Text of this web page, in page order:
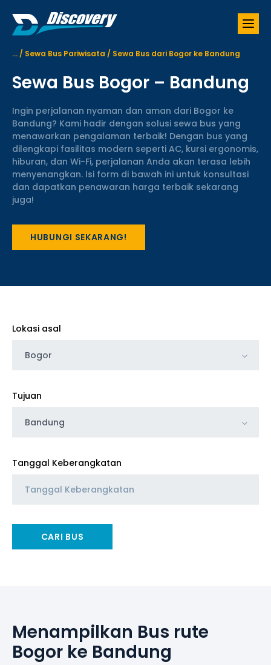
... / Sewa Bus Pariwisata / Sewa Bus dari Bogor ke Bandung
Sewa Bus Bogor – Bandung
Ingin perjalanan nyaman dan aman dari Bogor ke
Bandung? Kami hadir dengan solusi sewa bus yang
menawarkan pengalaman terbaik! Dengan bus yang
dilengkapi fasilitas modern seperti AC, kursi ergonomis,
hiburan, dan Wi-Fi, perjalanan Anda akan terasa lebih
menyenangkan. Isi form di bawah ini untuk konsultasi
dan dapatkan penawaran harga terbaik sekarang
juga!
HUBUNGI SEKARANG!
Lokasi asal
Bogor
Tujuan
Bandung
Tanggal Keberangkatan
CARI BUS
Menampilkan Bus rute
Bogor ke Bandung